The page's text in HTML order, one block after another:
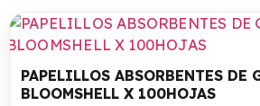
PAPELILLOS ABSORBENTES DE
BLOOMSHELL X 100HOJAS